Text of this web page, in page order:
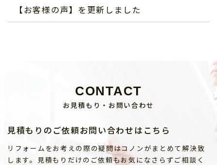
【お客様の声】を更新しました
CONTACT
お見積もり・お問い合わせ
見積もりのご依頼お問い合わせはこちら
リフォームをお考えの際の疑問はコノンがまとめて解決致
します。見積もりだけのご依頼もお気になさらずご相談く